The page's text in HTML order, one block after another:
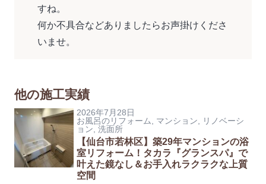
すね。
何か不具合などありましたらお声掛けくださ
いませ。
他の施工実績
2026年7月28日
お風呂のリフォーム
マンション
リノベーシ
ョン 洗面所
【仙台市若林区】築29年マンションの浴
室リフォーム！タカラ『グランスパ』で
叶えた鏡なし＆お手入れラクラクな上質
空間